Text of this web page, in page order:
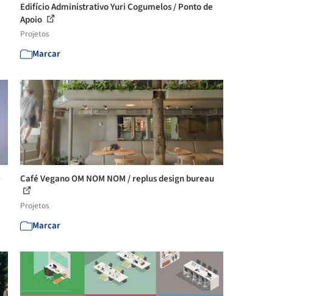
Edifício Administrativo Yuri Cogumelos / Ponto de
Apoio
Projetos
Marcar
Café Vegano OM NOM NOM / replus design bureau
Projetos
Marcar